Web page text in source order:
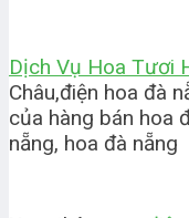
Dịch Vụ Hoa Tươi
Châu,điện hoa đà
của hàng bán hoa
nẵng, hoa đà nẵng